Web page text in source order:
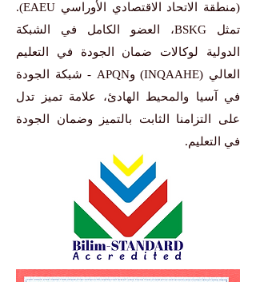
(منطقة الاتحاد الاقتصادي الأوراسي EAEU).
تمثل BSKG، العضو الكامل في الشبكة
الدولية لوكالات ضمان الجودة في التعليم
العالي (INQAAHE) وAPQN - شبكة الجودة
في آسيا والمحيط الهادئ، علامة تميز تدل
على التزامنا الثابت بالتميز وضمان الجودة
في التعليم.